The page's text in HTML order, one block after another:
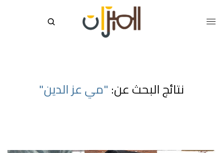
نتائج البحث عن: "مي عز الدين"